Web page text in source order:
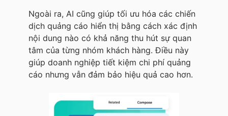
Ngoài ra, AI cũng giúp tối ưu hóa các chiến
dịch quảng cáo hiển thị bằng cách xác định
nội dung nào có khả năng thu hút sự quan
tâm của từng nhóm khách hàng. Điều này
giúp doanh nghiệp tiết kiệm chi phí quảng
cáo nhưng vẫn đảm bảo hiệu quả cao hơn.